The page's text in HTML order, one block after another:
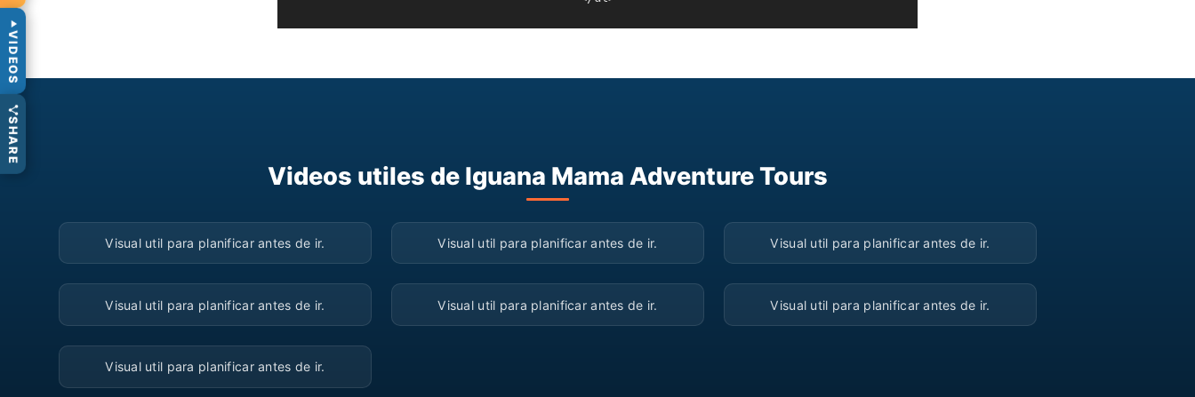
Videos utiles de Iguana Mama Adventure Tours
▶
Visual util para planificar antes de ir.
▶
Visual util para planificar antes de ir.
▶
Visual util para planificar antes de ir.
▶
Visual util para planificar antes de ir.
▶
Visual util para planificar antes de ir.
▶
Visual util para planificar antes de ir.
▶
Visual util para planificar antes de ir.
VIDEOS
SHARE